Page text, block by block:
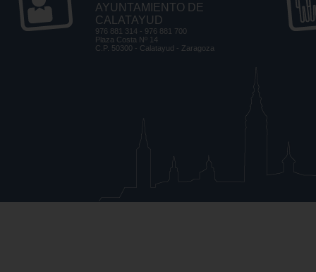
AYUNTAMIENTO DE
CALATAYUD
976 881 314 - 976 881 700
Plaza Costa Nº 14
C.P. 50300 - Calatayud - Zaragoza